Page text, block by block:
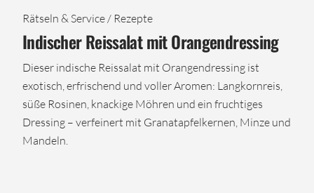
Rätseln & Service / Rezepte
Indischer Reissalat mit Orangendressing
Dieser indische Reissalat mit Orangendressing ist
exotisch, erfrischend und voller Aromen: Langkornreis,
süße Rosinen, knackige Möhren und ein fruchtiges
Dressing – verfeinert mit Granatapfelkernen, Minze und
Mandeln.